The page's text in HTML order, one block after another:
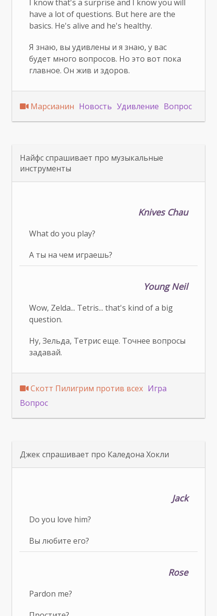
I know that's a surprise and I know you will
have a lot of questions. But here are the
basics. He's alive and he's healthy.
Я знаю, вы удивлены и я знаю, у вас
будет много вопросов. Но это вот пока
главное. Он жив и здоров.
Марсианин Новость Удивление Вопрос
Найфс спрашивает про музыкальные
инструменты
Knives Chau
What do you play?
А ты на чем играешь?
Young Neil
Wow, Zelda... Tetris... that's kind of a big
question.
Ну, Зельда, Тетрис еще. Точнее вопросы
задавай.
Скотт Пилигрим против всех Игра
Вопрос
Джек спрашивает про Каледона Хокли
Jack
Do you love him?
Вы любите его?
Rose
Pardon me?